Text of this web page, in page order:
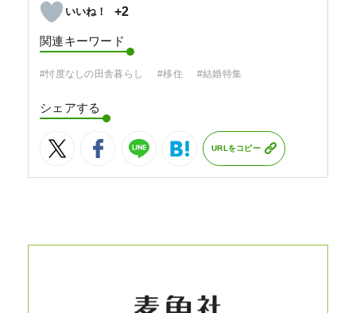
+2
関連キーワード
#忖度なしの田舎暮らし #移住 #結婚特集
シェアする
URLをコピー